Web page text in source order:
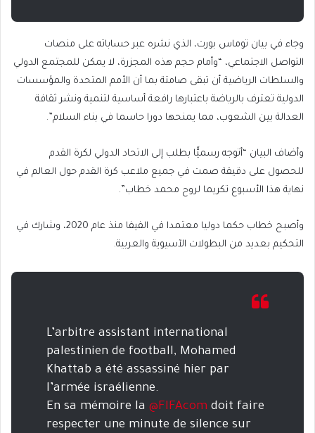
وجاء في بيان توماس بورت، الذي نشره عبر حساباته على منصات
التواصل الاجتماعي، “وأمام حجم هذه المجزرة، لا يمكن للمجتمع الدولي
والسلطات الرياضية أن تبقى صامتة بما أن الأمم المتحدة والمؤسسات
الدولية تعترف بالرياضة باعتبارها رافعة أساسية لتنمية ونشر ثقافة
العدالة بين الشعوب، مما يمنحها دورا حاسما في بناء السلام”.
وأضاف البيان “أتوجه رسميًّا بطلب إلى الاتحاد الدولي لكرة القدم
للحصول على دقيقة صمت في جميع ملاعب كرة القدم حول العالم في
نهاية هذا الأسبوع تكريما لروح محمد خطاب”.
وأصبح خطاب حكما دوليا معتمدا في الفيفا منذ عام 2020، وشارك في
التحكيم بعديد من البطولات الآسيوية والعربية.
L’arbitre assistant international
palestinien de football, Mohamed
Khattab a été assassiné hier par
l’armée israélienne.
En sa mémoire la @FIFAcom doit faire
respecter une minute de silence sur